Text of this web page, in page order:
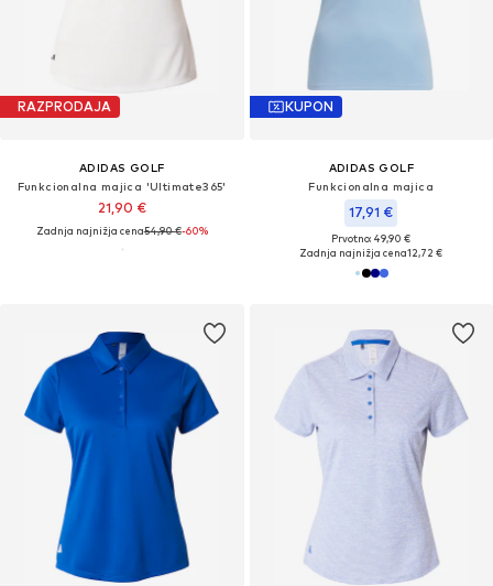
RAZPRODAJA
ADIDAS GOLF
Funkcionalna majica 'Ultimate365'
21,90 €
Zadnja najnižja cena54,90 €-60%
KUPON
ADIDAS GOLF
Funkcionalna majica
17,91 €
Prvotno: 49,90 €
Zadnja najnižja cena12,72 €